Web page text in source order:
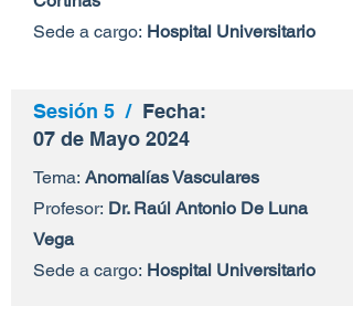
Sede a cargo: Hospital Universitario
Sesión 5 / Fecha:
07 de Mayo 2024
Tema: Anomalías Vasculares
Profesor: Dr. Raúl Antonio De Luna
Vega
Sede a cargo: Hospital Universitario